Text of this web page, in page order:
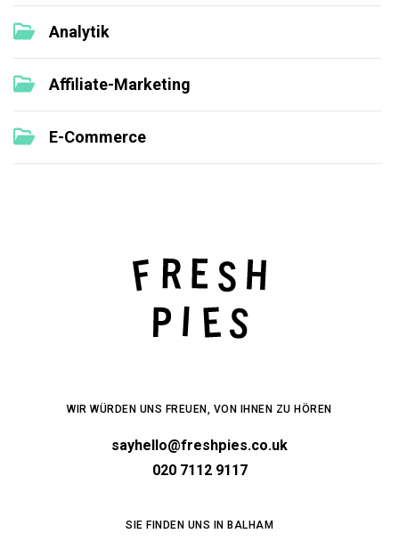
Analytik
Affiliate-Marketing
E-Commerce
WIR WÜRDEN UNS FREUEN, VON IHNEN ZU HÖREN
sayhello@freshpies.co.uk
020 7112 9117
SIE FINDEN UNS IN BALHAM